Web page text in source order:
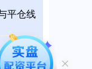
平仓线
活